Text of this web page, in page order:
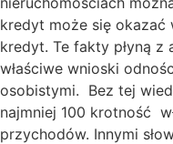
kredyt może się okazać
kredyt. Te fakty płyną
właściwe wnioski
osobistymi. Bez tej
najmniej 100 krotność
przychodów. Innymi